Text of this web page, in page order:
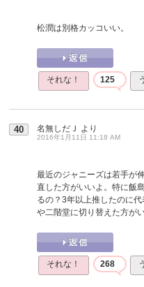
松潤は別格カッコいい。
それな！ 125
40 名無しだＪ より
2016年1月11日 11:18 AM
最近のジャニーズは若手が
直した方がいいよ。特に飯
るの？3年以上推したのに
や二階堂に切り替えた方が
それな！ 268